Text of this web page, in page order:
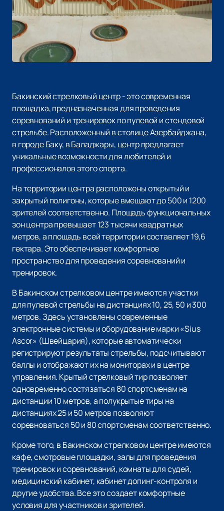
Бакинский стрелковый центр - это современная
площадка, предназначенная для проведения
соревнований и тренировок по пулевой и стендовой
стрельбе. Расположенный в столице Азербайджана,
в городе Баку, в Баладжары, центр предлагает
уникальные возможности для любителей и
профессионалов этого спорта.
На территории центра расположены открытый и
закрытый полигоны, которые вмещают до 500 и 1200
зрителей соответственно. Площадь функциональных
зон центра превышает 123 тысячи квадратных
метров, а площадь всей территории составляет 19,6
гектара. Это обеспечивает комфортное
пространство для проведения соревнований и
тренировок.
В Бакинском стрелковом центре имеются участки
для пулевой стрельбы на дистанциях 10, 25, 50 и 300
метров. Здесь установлены современные
электронные системы и оборудование марки «‎Sius
Ascor» (Швейцария), которые автоматически
регистрируют результаты стрельбы, подсчитывают
баллы и отображают их на мониторах и в центре
управления. Крытый стрелковый тир позволяет
одновременно состязаться 80 спортсменам на
дистанции 10 метров, а полукрытые тиры на
дистанциях 25 и 50 метров позволяют
соревноваться 50 и 80 спортсменам соответственно.
Кроме того, в Бакинском стрелковом центре имеются
кафе, смотровые площадки, залы для проведения
тренировок и соревнований, комнаты для судей,
медицинский кабинет, кабинет допинг-контроля и
другие удобства. Все это создает комфортные
условия для участников и зрителей.